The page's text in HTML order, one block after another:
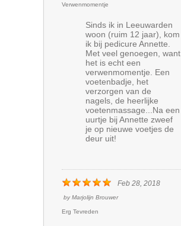
Verwenmomentje
Sinds ik in Leeuwarden
woon (ruim 12 jaar), kom
ik bij pedicure Annette.
Met veel genoegen, want
het is echt een
verwenmomentje. Een
voetenbadje, het
verzorgen van de
nagels, de heerlijke
voetenmassage...Na een
uurtje bij Annette zweef
je op nieuwe voetjes de
deur uit!
Feb 28, 2018
byMarjolijn Brouwer
Erg Tevreden